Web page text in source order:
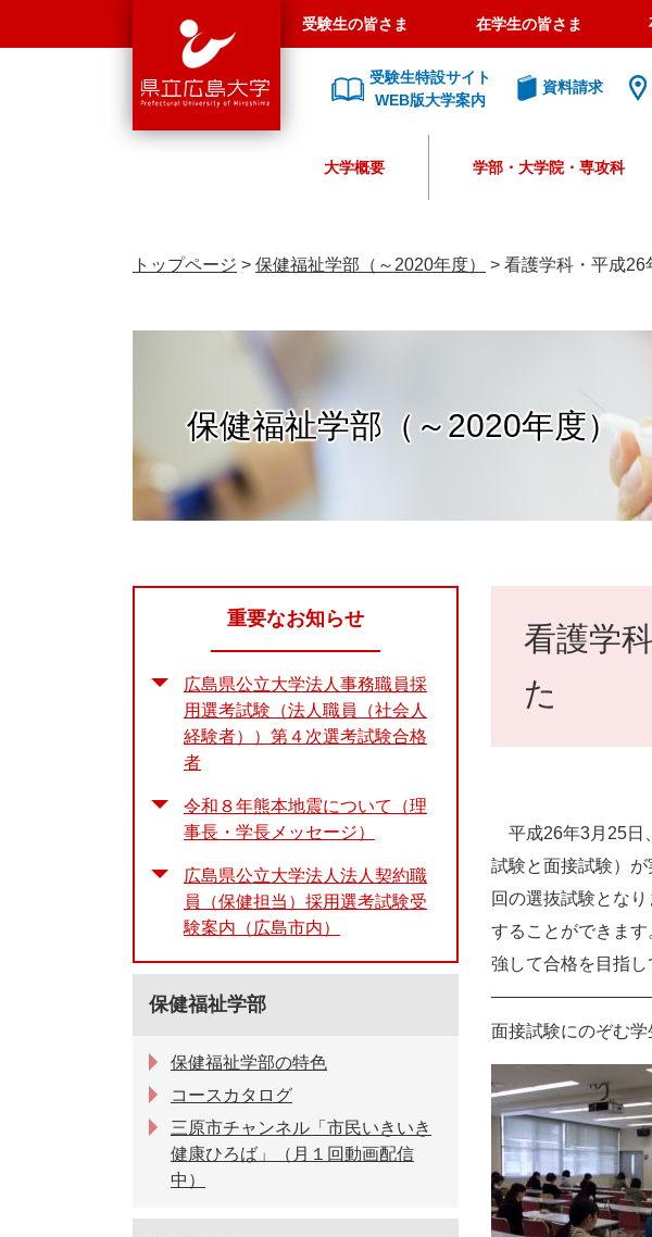
島
大
受験生の皆さま 在学生の皆さま
受験生特設サイト
WEB版大学案内
資料請求
大学概要 学部・大学院・専攻科
トップページ > 保健福祉学部（～2020年度） > 看護学科・平成26
保健福祉学部（～2020年度）
看護学
た
平成26年3月25日
試験と面接試験）
回の選抜試験とな
することができま
強して合格を目指し
面接試験にのぞむ学
重要なお知らせ
広島県公立大学法人事務職員採
用選考試験（法人職員（社会人
経験者））第４次選考試験合格
者
令和８年熊本地震について（理
事長・学長メッセージ）
広島県公立大学法人法人契約職
員（保健担当）採用選考試験受
験案内（広島市内）
保健福祉学部
保健福祉学部の特色
コースカタログ
三原市チャンネル「市民いきいき
健康ひろば」（月１回動画配信
中）